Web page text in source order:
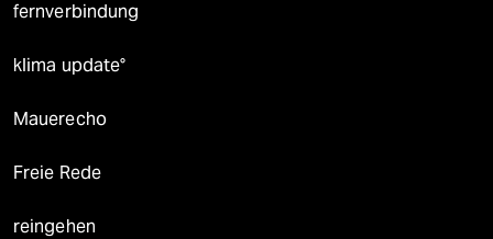
fernverbindung
klima update°
Mauerecho
Freie Rede
reingehen